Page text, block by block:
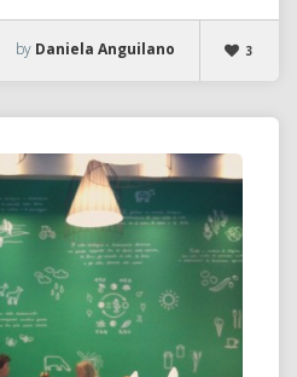
3
by Daniela Anguilano